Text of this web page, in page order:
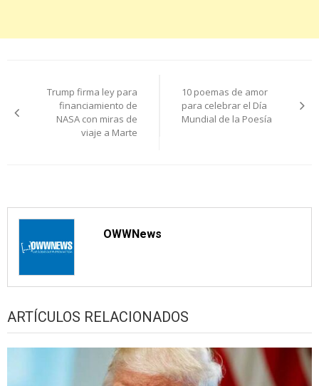
de
entradas
Trump firma ley para
financiamiento de
NASA con miras de
viaje a Marte
10 poemas de amor
para celebrar el Día
Mundial de la Poesía
OWWNews
ARTÍCULOS RELACIONADOS